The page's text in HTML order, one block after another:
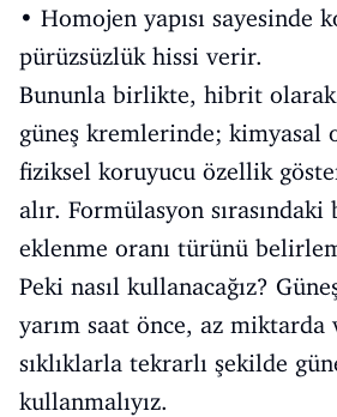
• Homojen yapısı sayesinde
pürüzsüzlük hissi verir.
Bununla birlikte, hibrit olarak
güneş kremlerinde; kimyasal
fiziksel koruyucu özellik
alır. Formülasyon
eklenme oranı türünü
Peki nasıl kullanacağız?
yarım saat önce, az
sıklıklarla tekrarlı şekilde
kullanmalıyız.